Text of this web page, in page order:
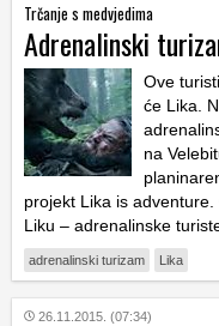
Trčanje s medvjedima
Adrenalinski
Ove
će Lika.
na
projekt Lika is adventure.
Liku – adrenalinske
adrenalinski turizam Lika
26.11.2015. (07:34)